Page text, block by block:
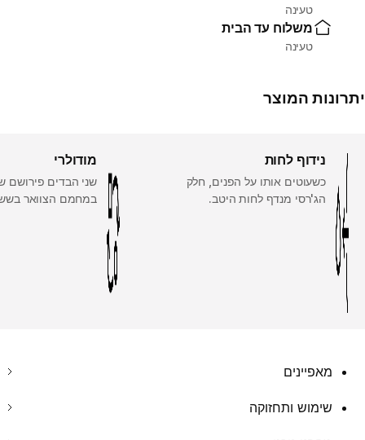
טעינה
משלוח עד הבית
טעינה
יתרונות המוצר
נידוף לחות
כשעוטים אותו על הפנים, חלק
הג'רסי מנדף לחות היטב.
מודולרי
שני הבדים פירושם
במחמם הצוואר בשש
מאפיינים
שימוש ותחזוקה